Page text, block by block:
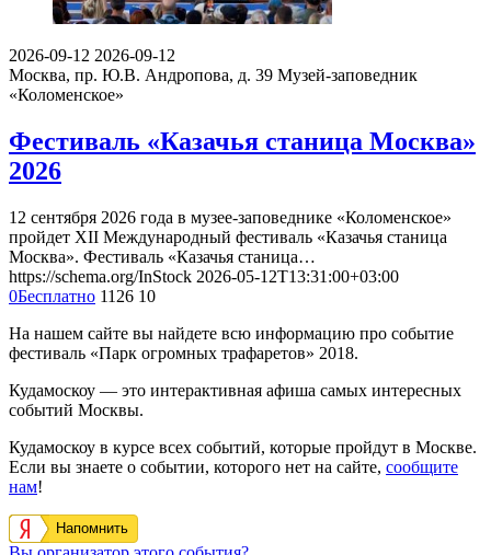
2026-09-12 2026-09-12
Москва, пр. Ю.В. Андропова, д. 39 Музей-заповедник
«Коломенское»
Фестиваль «Казачья станица Москва»
2026
12 сентября 2026 года в музее-заповеднике «Коломенское»
пройдет XII Международный фестиваль «Казачья станица
Москва». Фестиваль «Казачья станица…
https://schema.org/InStock 2026-05-12T13:31:00+03:00
0Бесплатно 1126 10
На нашем сайте вы найдете всю информацию про событие
фестиваль «Парк огромных трафаретов» 2018.
Кудамоскоу — это интерактивная афиша самых интересных
событий Москвы.
Кудамоскоу в курсе всех событий, которые пройдут в Москве.
Если вы знаете о событии, которого нет на сайте, сообщите
нам!
Напомнить